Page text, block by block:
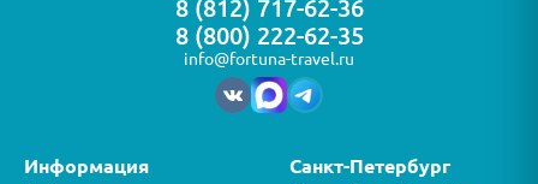
8 (812) 717-62-36
8 (800) 222-62-35
info@fortuna-travel.ru
Информация Санкт-Петербург